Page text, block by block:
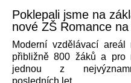
Poklepali jsme na
nové ZŠ Romance
Moderní vzdělávací areál
přibližně 800 žáků a pro
jednou z
posledních let